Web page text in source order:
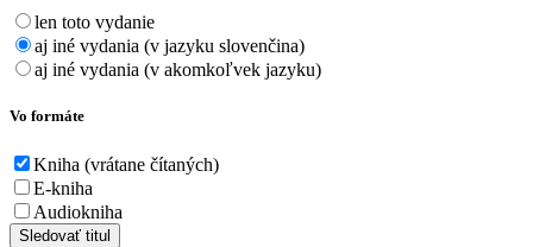
len toto vydanie
aj iné vydania (v jazyku slovenčina)
aj iné vydania (v akomkoľvek jazyku)
Vo formáte
Kniha (vrátane čítaných)
E-kniha
Audiokniha
Sledovať titul